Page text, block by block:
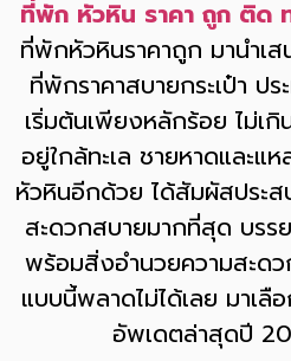
ที่พัก หัวหิน ราคา ถูก ติด
ที่พักหัวหินราคาถูก มานำเ
ที่พักราคาสบายกระเป๋า ป
เริ่มต้นเพียงหลักร้อย ไม่เ
อยู่ใกล้ทะเล ชายหาดและแ
หัวหินอีกด้วย ได้สัมผัสประ
สะดวกสบายมากที่สุด บรร
พร้อมสิ่งอำนวยความสะด
แบบนี้พลาดไม่ได้เลย มาเลื
อัพเดตล่าสุดปี